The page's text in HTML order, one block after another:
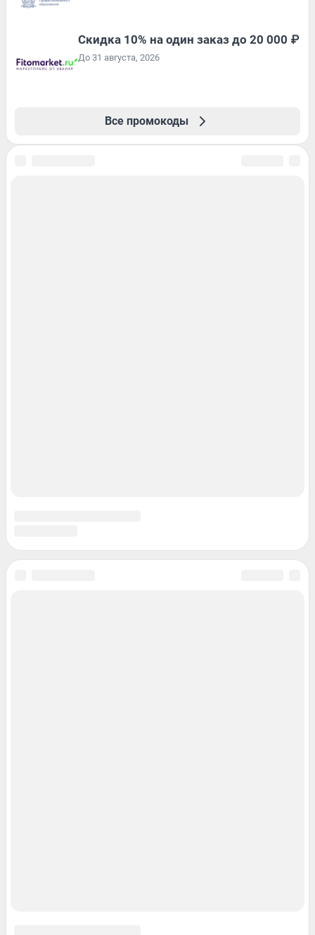
Скидка 10% на один заказ до 20 000 ₽
До 31 августа, 2026
Все промокоды